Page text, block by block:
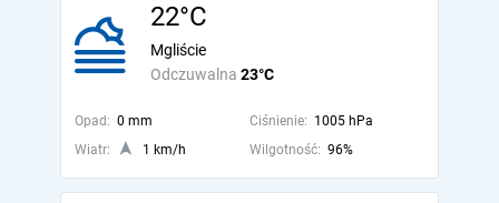
22°C
Odczuwalna 23°C
Mgliście
Opad: 0 mm Ciśnienie: 1005 hPa
Wiatr:
1 km/h Wilgotność: 96%